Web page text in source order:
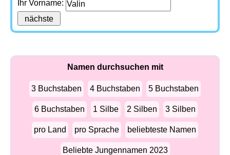
Ihr Vorname:
Namen durchsuchen mit
3 Buchstaben 4 Buchstaben 5 Buchstaben
6 Buchstaben 1 Silbe 2 Silben 3 Silben
pro Land pro Sprache beliebteste Namen
Beliebte Jungennamen 2023